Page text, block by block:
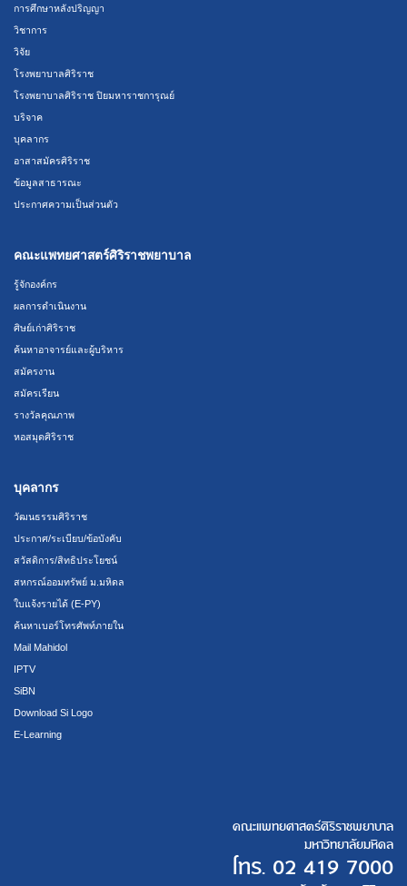
การศึกษาหลังปริญญา
วิชาการ
วิจัย
โรงพยาบาลศิริราช
โรงพยาบาลศิริราช ปิยมหาราชการุณย์
บริจาค
บุคลากร
อาสาสมัครศิริราช
ข้อมูลสาธารณะ
ประกาศความเป็นส่วนตัว
คณะแพทยศาสตร์ศิริราชพยาบาล
รู้จักองค์กร
ผลการดำเนินงาน
ศิษย์เก่าศิริราช
ค้นหาอาจารย์และผู้บริหาร
สมัครงาน
สมัครเรียน
รางวัลคุณภาพ
หอสมุดศิริราช
บุคลากร
วัฒนธรรมศิริราช
ประกาศ/ระเบียบ/ข้อบังคับ
สวัสดิการ/สิทธิประโยชน์
สหกรณ์ออมทรัพย์ ม.มหิดล
ใบแจ้งรายได้ (E-PY)
ค้นหาเบอร์โทรศัพท์ภายใน
Mail Mahidol
IPTV
SiBN
Download Si Logo
E-Learning
คณะแพทยศาสตร์ศิริราชพยาบาล
มหาวิทยาลัยมหิดล
โทร. 02 419 7000